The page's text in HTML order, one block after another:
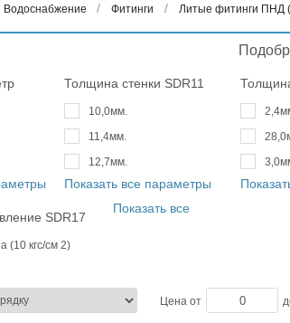
Водоснабжение / Фитинги / Литые фитинги ПНД
Цена от
Толщина стенки SDR11
10,0мм.
11,4мм.
12,7мм.
Показать все параметры
SDR17
(10 кгс/см 2)
Показать все